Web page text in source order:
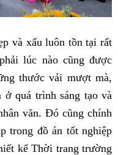
và xấu luôn tồn tại rất
lúc nào cũng được
thước vải mượt mà,
ở quá trình sáng tạo và
văn. Đó cũng chính
trong đồ án tốt nghiệp
kế Thời trang trường